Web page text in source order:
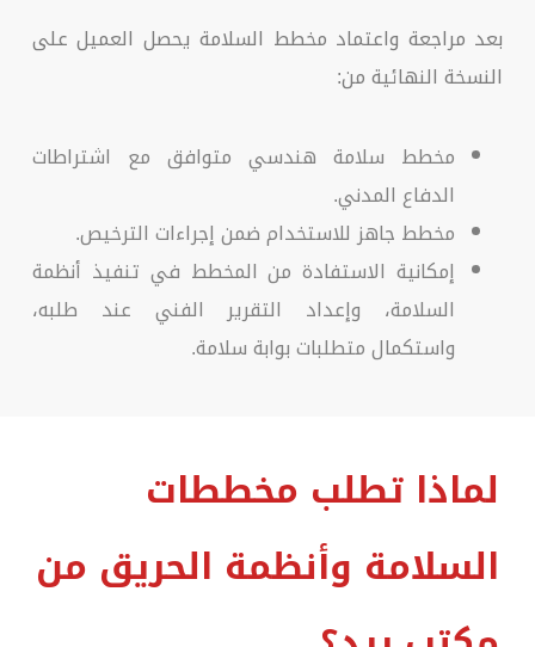
بعد مراجعة واعتماد مخطط السلامة يحصل العميل على
النسخة النهائية من:
مخطط سلامة هندسي متوافق مع اشتراطات
الدفاع المدني.
مخطط جاهز للاستخدام ضمن إجراءات الترخيص.
إمكانية الاستفادة من المخطط في تنفيذ أنظمة
السلامة، وإعداد التقرير الفني عند طلبه،
واستكمال متطلبات بوابة سلامة.
لماذا تطلب مخططات
السلامة وأنظمة الحريق من